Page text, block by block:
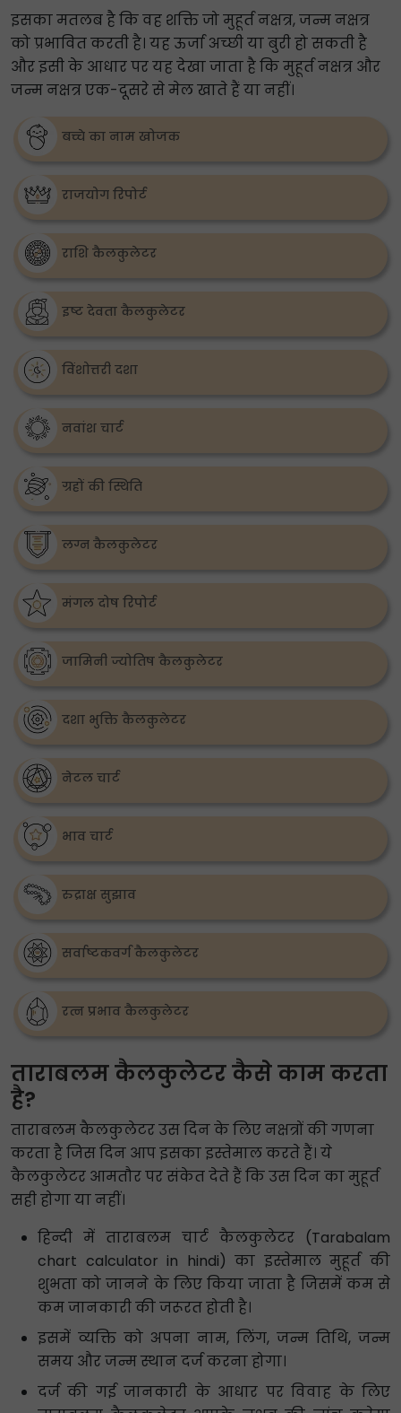
इसका मतलब है कि वह शक्ति जो मुहूर्त नक्षत्र, जन्म नक्षत्र
को प्रभावित करती है। यह ऊर्जा अच्छी या बुरी हो सकती है
और इसी के आधार पर यह देखा जाता है कि मुहूर्त नक्षत्र और
जन्म नक्षत्र एक-दूसरे से मेल खाते हैं या नहीं।
बच्चे का नाम खोजक
राजयोग रिपोर्ट
राशि कैलकुलेटर
इष्ट देवता कैलकुलेटर
विंशोत्तरी दशा
नवांश चार्ट
ग्रहों की स्थिति
लग्न कैलकुलेटर
मंगल दोष रिपोर्ट
जामिनी ज्योतिष कैलकुलेटर
दशा भुक्ति कैलकुलेटर
नेटल चार्ट
भाव चार्ट
रुद्राक्ष सुझाव
सर्वाष्टकवर्ग कैलकुलेटर
रत्न प्रभाव कैलकुलेटर
ताराबलम कैलकुलेटर कैसे काम करता
है?
ताराबलम कैलकुलेटर उस दिन के लिए नक्षत्रों की गणना
करता है जिस दिन आप इसका इस्तेमाल करते हैं। ये
कैलकुलेटर आमतौर पर संकेत देते हैं कि उस दिन का मुहूर्त
सही होगा या नहीं।
हिन्दी में ताराबलम चार्ट कैलकुलेटर (Tarabalam
chart calculator in hindi) का इस्तेमाल मुहूर्त की
शुभता को जानने के लिए किया जाता है जिसमें कम से
कम जानकारी की जरूरत होती है।
इसमें व्यक्ति को अपना नाम, लिंग, जन्म तिथि, जन्म
समय और जन्म स्थान दर्ज करना होगा।
दर्ज की गई जानकारी के आधार पर विवाह के लिए